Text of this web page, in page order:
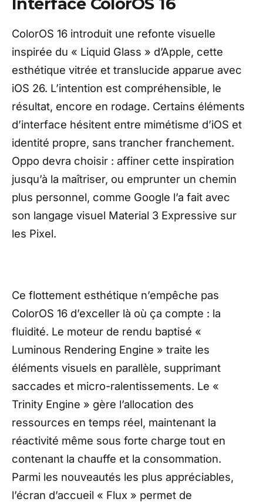
Interface ColorOS 16
ColorOS 16 introduit une refonte visuelle
inspirée du « Liquid Glass » d’Apple, cette
esthétique vitrée et translucide apparue avec
iOS 26. L’intention est compréhensible, le
résultat, encore en rodage. Certains éléments
d’interface hésitent entre mimétisme d’iOS et
identité propre, sans trancher franchement.
Oppo devra choisir : affiner cette inspiration
jusqu’à la maîtriser, ou emprunter un chemin
plus personnel, comme Google l’a fait avec
son langage visuel Material 3 Expressive sur
les Pixel.
Ce flottement esthétique n’empêche pas
ColorOS 16 d’exceller là où ça compte : la
fluidité. Le moteur de rendu baptisé «
Luminous Rendering Engine » traite les
éléments visuels en parallèle, supprimant
saccades et micro-ralentissements. Le «
Trinity Engine » gère l’allocation des
ressources en temps réel, maintenant la
réactivité même sous forte charge tout en
contenant la chauffe et la consommation.
Parmi les nouveautés les plus appréciables,
l’écran d’accueil « Flux » permet de